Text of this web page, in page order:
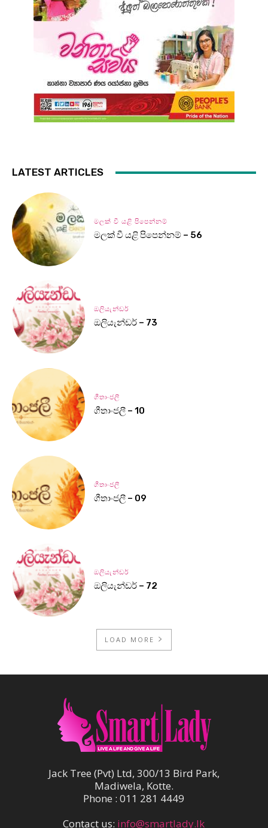
LATEST ARTICLES
මලක් වී යළි පිපෙන්නම්
මලක් වී යළි පිපෙන්නම් – 56
ඔලියැන්ඩර්
ඔලියැන්ඩර් – 73
ගීතාංජලී
ගීතාංජලී – 10
ගීතාංජලී
ගීතාංජලී – 09
ඔලියැන්ඩර්
ඔලියැන්ඩර් – 72
LOAD MORE
Jack Tree (Pvt) Ltd, 300/13 Bird Park,
Madiwela, Kotte.
Phone : 011 281 4449
Contact us: info@smartlady.lk